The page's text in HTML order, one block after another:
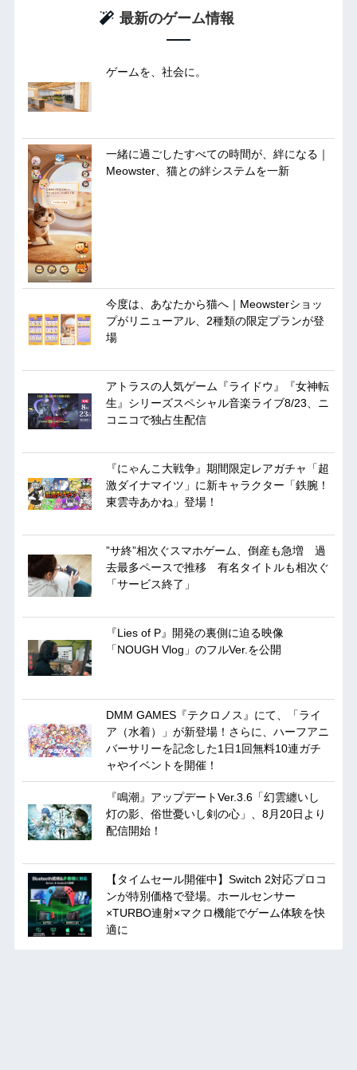
最新のゲーム情報
ゲームを、社会に。
一緒に過ごしたすべての時間が、絆になる｜
Meowster、猫との絆システムを一新
今度は、あなたから猫へ｜Meowsterショッ
プがリニューアル、2種類の限定プランが登
場
アトラスの人気ゲーム『ライドウ』『女神転
生』シリーズスペシャル音楽ライブ8/23、ニ
コニコで独占生配信
『にゃんこ大戦争』期間限定レアガチャ「超
激ダイナマイツ」に新キャラクター「鉄腕！
東雲寺あかね」登場！
”サ終”相次ぐスマホゲーム、倒産も急増 過
去最多ペースで推移 有名タイトルも相次ぐ
「サービス終了」
『Lies of P』開発の裏側に迫る映像
「NOUGH Vlog」のフルVer.を公開
DMM GAMES『テクロノス』にて、「ライ
ア（水着）」が新登場！さらに、ハーフアニ
バーサリーを記念した1日1回無料10連ガチ
ャやイベントを開催！
『鳴潮』アップデートVer.3.6「幻雲纏いし
灯の影、俗世憂いし剣の心」、8月20日より
配信開始！
【タイムセール開催中】Switch 2対応プロコ
ンが特別価格で登場。ホールセンサー
×TURBO連射×マクロ機能でゲーム体験を快
適に